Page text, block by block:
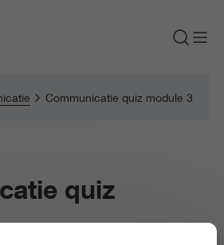
Communicatie quiz module 3
quiz